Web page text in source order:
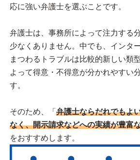
応に強い弁護士を選ぶことです。
弁護士は、事務所によって注力する
少なくありません。中でも、インタ
まつわるトラブルは比較的新しい類
よって得意・不得意が分かれやすい
す。
そのため、「 弁護士ならだれでもよ
なく、開示請求などへの実績が豊富
をおすすめします。